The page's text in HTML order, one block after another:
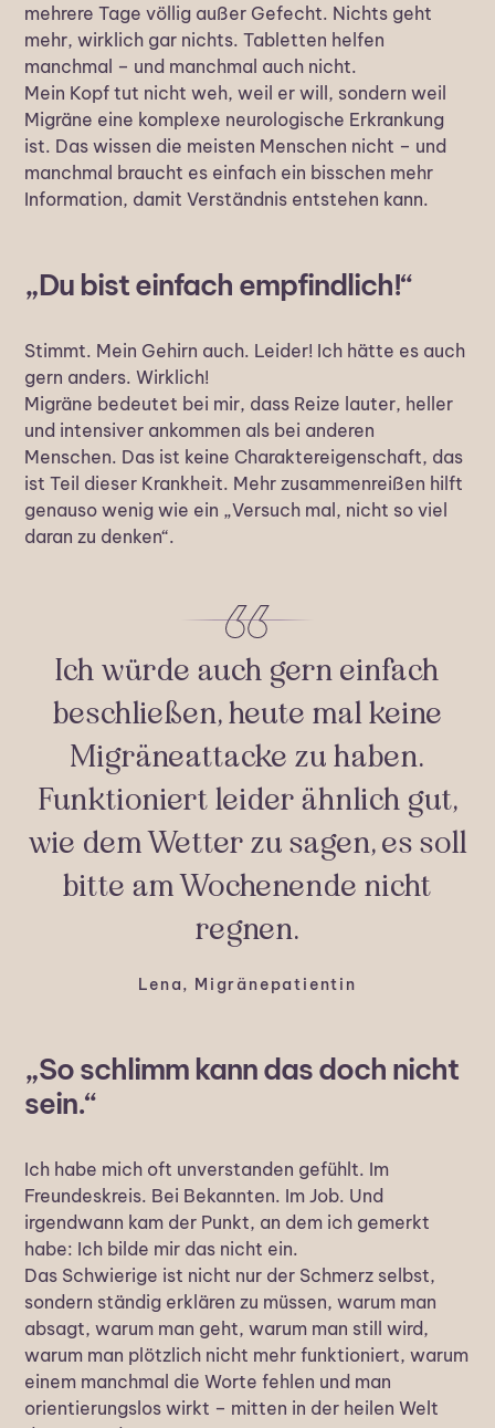
mehrere Tage völlig außer Gefecht. Nichts geht
mehr, wirklich gar nichts. Tabletten helfen
manchmal – und manchmal auch nicht.
Mein Kopf tut nicht weh, weil er will, sondern weil
Migräne eine komplexe neurologische Erkrankung
ist. Das wissen die meisten Menschen nicht – und
manchmal braucht es einfach ein bisschen mehr
Information, damit Verständnis entstehen kann.
„Du bist einfach empfindlich!“
Stimmt. Mein Gehirn auch. Leider! Ich hätte es auch
gern anders. Wirklich!
Migräne bedeutet bei mir, dass Reize lauter, heller
und intensiver ankommen als bei anderen
Menschen. Das ist keine Charaktereigenschaft, das
ist Teil dieser Krankheit. Mehr zusammenreißen hilft
genauso wenig wie ein „Versuch mal, nicht so viel
daran zu denken“.
Ich würde auch gern einfach
beschließen, heute mal keine
Migräneattacke zu haben.
Funktioniert leider ähnlich gut,
wie dem Wetter zu sagen, es soll
bitte am Wochenende nicht
regnen.
Lena, Migränepatientin
„So schlimm kann das doch nicht
sein.“
Ich habe mich oft unverstanden gefühlt. Im
Freundeskreis. Bei Bekannten. Im Job. Und
irgendwann kam der Punkt, an dem ich gemerkt
habe: Ich bilde mir das nicht ein.
Das Schwierige ist nicht nur der Schmerz selbst,
sondern ständig erklären zu müssen, warum man
absagt, warum man geht, warum man still wird,
warum man plötzlich nicht mehr funktioniert, warum
einem manchmal die Worte fehlen und man
orientierungslos wirkt – mitten in der heilen Welt